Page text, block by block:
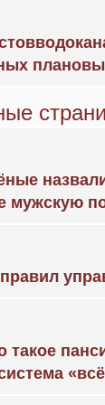
мужскую
такое